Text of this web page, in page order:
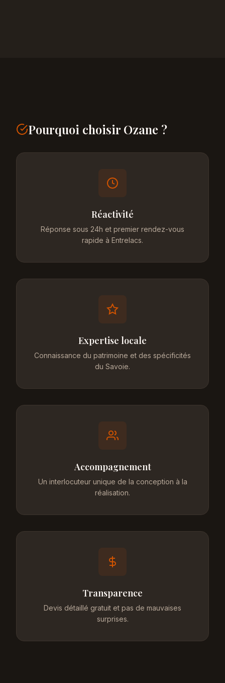
Pourquoi choisir Ozane ?
Réactivité
Réponse sous 24h et premier rendez-vous
rapide à Entrelacs.
Expertise locale
Connaissance du patrimoine et des spécificités
du Savoie.
Accompagnement
Un interlocuteur unique de la conception à la
réalisation.
Transparence
Devis détaillé gratuit et pas de mauvaises
surprises.